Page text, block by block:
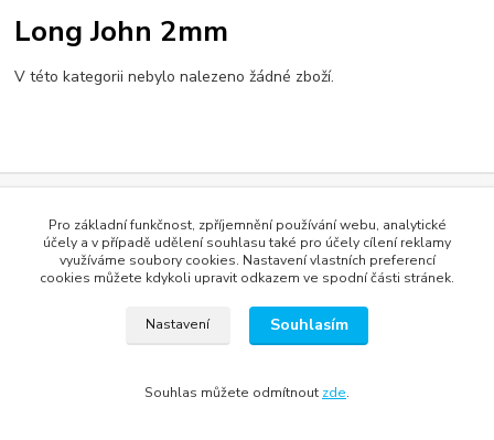
Long John 2mm
V této kategorii nebylo nalezeno žádné zboží.
Vytvořeno na Eshop-rychle.cz
Pro základní funkčnost, zpříjemnění používání webu, analytické
účely a v případě udělení souhlasu také pro účely cílení reklamy
využíváme soubory cookies. Nastavení vlastních preferencí
cookies můžete kdykoli upravit odkazem ve spodní části stránek.
Nastavení Souhlasím
Souhlas můžete odmítnout zde.